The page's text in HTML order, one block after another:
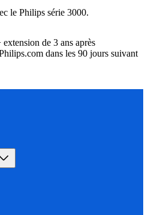
le Philips série 3000.
de 3 ans après
dans les 90 jours suivant